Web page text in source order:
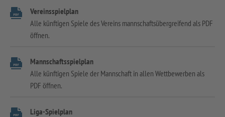
Vereinsspielplan
Alle künftigen Spiele des Vereins mannschaftsübergreifend als PDF
öffnen.
Mannschaftsspielplan
Alle künftigen Spiele der Mannschaft in allen Wettbewerben als
PDF öffnen.
Liga-Spielplan